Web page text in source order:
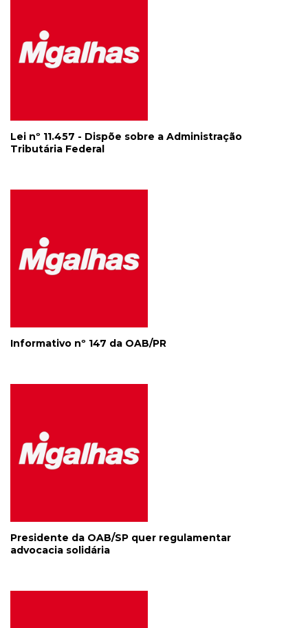
Lei nº 11.457 - Dispõe sobre a Administração
Tributária Federal
Informativo nº 147 da OAB/PR
Presidente da OAB/SP quer regulamentar
advocacia solidária